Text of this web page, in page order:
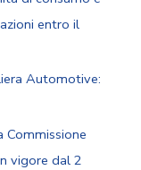
entro il
Automotive:
Commissione
vigore dal 2